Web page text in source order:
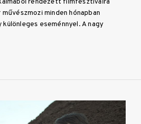
minden hónapban
eseménnyel. A nagy